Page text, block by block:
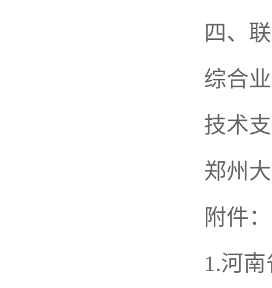
四、
综合
技术
郑州
附件：
1.河